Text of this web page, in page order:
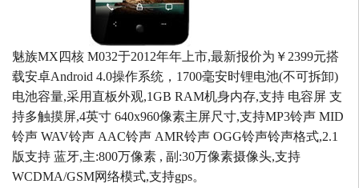
魅族MX四核 M032于2012年年上市,最新报价为￥2399元搭
载安卓Android 4.0操作系统，1700毫安时锂电池(不可拆卸)
电池容量,采用直板外观,1GB RAM机身内存,支持 电容屏 支
持多触摸屏,4英寸 640x960像素主屏尺寸,支持MP3铃声 MID
铃声 WAV铃声 AAC铃声 AMR铃声 OGG铃声铃声格式,2.1
版支持 蓝牙,主:800万像素 , 副:30万像素摄像头,支持
WCDMA/GSM网络模式,支持gps。